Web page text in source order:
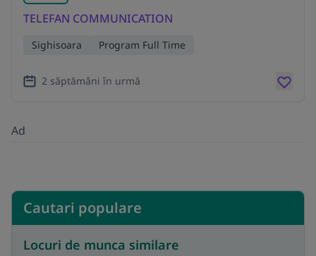
TELEFAN COMMUNICATION
Sighisoara Program Full Time
2 săptămâni în urmă
Ad
Cautari populare
Locuri de munca similare